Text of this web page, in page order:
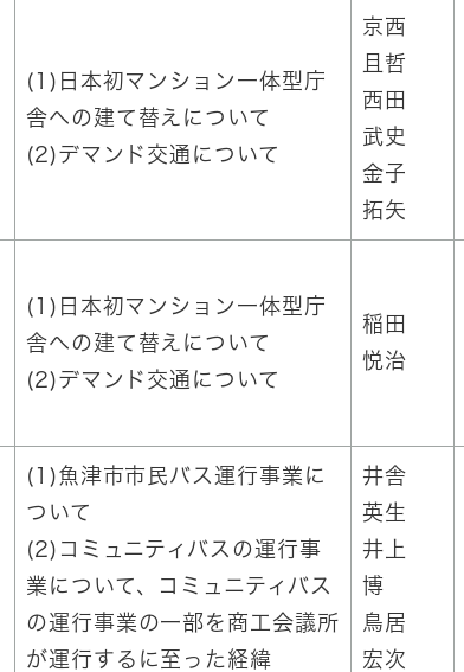
(1)日本初マンション一体型庁
舎への建て替えについて
(2)デマンド交通について
京西
且哲
西田
武史
金子
拓矢
(1)日本初マンション一体型庁
舎への建て替えについて
(2)デマンド交通について
稲田
悦治
(1)魚津市市民バス運行事業に
ついて
(2)コミュニティバスの運行事
業について、コミュニティバス
の運行事業の一部を商工会議所
が運行するに至った経緯
井舎
英生
井上
博
鳥居
宏次